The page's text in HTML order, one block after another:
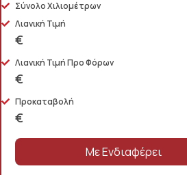
Σύνολο Χιλιομέτρων
Λιανική Τιμή
€
Λιανική Τιμή Προ Φόρων
€
Προκαταβολή
€